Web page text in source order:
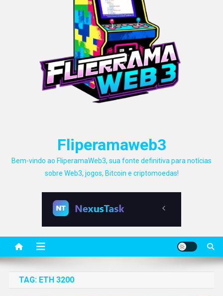
Fliperamaweb3
Bem-vindo ao FliperamaWeb3, sua fonte definitiva para notícias
sobre Web3, jogos, Bitcoin e criptomoedas!
TAG: ETH 3200